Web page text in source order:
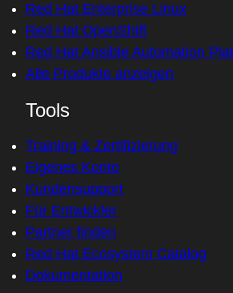
Red Hat Enterprise Linux
Red Hat OpenShift
Red Hat Ansible Automation
Alle Produkte anzeigen
Tools
Training & Zertifizierung
Eigenes Konto
Kundensupport
Für Entwickler
Partner finden
Red Hat Ecosystem Catalog
Dokumentation